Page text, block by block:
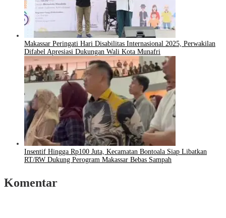
Makassar Peringati Hari Disabilitas Internasional 2025, Perwakilan
Difabel Apresiasi Dukungan Wali Kota Munafri
Insentif Hingga Rp100 Juta, Kecamatan Bontoala Siap Libatkan
RT/RW Dukung Perogram Makassar Bebas Sampah
Komentar